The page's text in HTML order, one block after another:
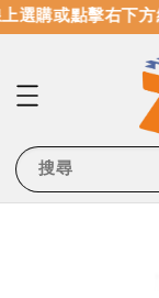
選購或點擊右下
搜尋